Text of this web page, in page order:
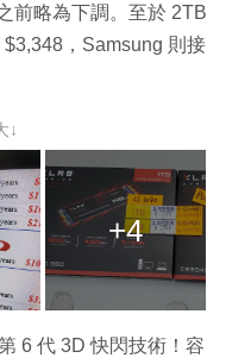
前略為下調。至於 2TB
，Samsung 則接
↓
+4
6 代 3D 快閃技術！容